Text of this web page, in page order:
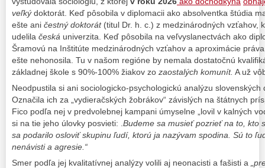
veľkýdoktorát. Keď pôsobila v diplomacii ako absolventka štúdia
ešte ani čestný doktorát(titul Dr. h. c.) z medzinárodných vzťahov,
udelila česká univerzita. Keď pôsobila na veľvyslanectvách ako
Šramovú na Inštitúte medzinárodných vzťahov a aproximácie
ešte nehonosila. Tu v našom regióne by nemala dostatočnú
základnej škole s 90%-100% žiakov zo zaostalých komunít. A už
Neodpustila si ani sociologicko-psychologickú analýzu
Označila ich za „vydieračských žobrákov“ závislých na štátnych
Fico podľa nej v predvolebnej kampani úmyselne „lovil v kalných
si na tie jeho úlovky posvieti: . Budeme sa musieť pozrieť na to, kto
sa podarilo osloviť skupinu ľudí, ktorú ja nazývam spodina. Sú to
nenávisti a agresie.“
Smer podľa jej kvalitatívnej analýzy volili aj neonacisti a fašisti a